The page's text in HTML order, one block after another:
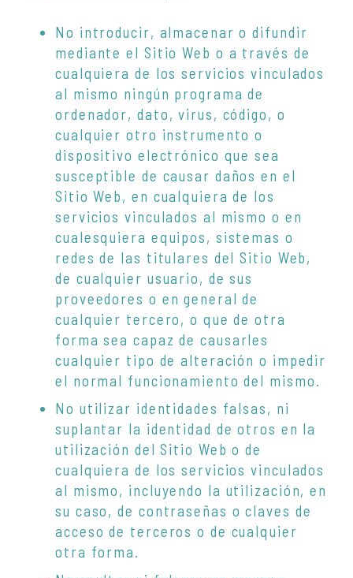
No introducir, almacenar o difundir
mediante el Sitio Web o a través de
cualquiera de los servicios vinculados
al mismo ningún programa de
ordenador, dato, virus, código, o
cualquier otro instrumento o
dispositivo electrónico que sea
susceptible de causar daños en el
Sitio Web, en cualquiera de los
servicios vinculados al mismo o en
cualesquiera equipos, sistemas o
redes de las titulares del Sitio Web,
de cualquier usuario, de sus
proveedores o en general de
cualquier tercero, o que de otra
forma sea capaz de causarles
cualquier tipo de alteración o impedir
el normal funcionamiento del mismo.
No utilizar identidades falsas, ni
suplantar la identidad de otros en la
utilización del Sitio Web o de
cualquiera de los servicios vinculados
al mismo, incluyendo la utilización, en
su caso, de contraseñas o claves de
acceso de terceros o de cualquier
otra forma.